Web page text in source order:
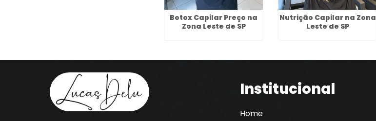
Botox Capilar Preço na
Zona Leste de SP
Nutrição Capilar na Zona
Leste de SP
Institucional
Home